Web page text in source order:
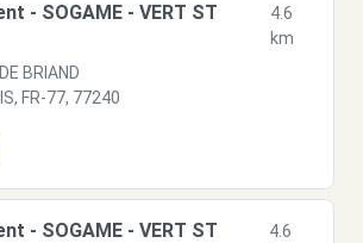
- SOGAME - VERT ST
4.6
km
BRIAND
FR-77, 77240
- SOGAME - VERT ST
4.6